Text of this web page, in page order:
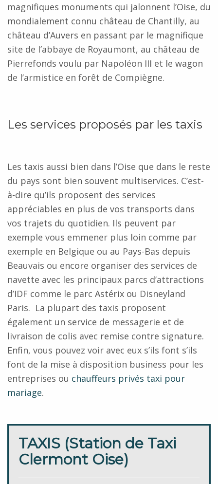
magnifiques monuments qui jalonnent l’Oise, du
mondialement connu château de Chantilly, au
château d’Auvers en passant par le magnifique
site de l’abbaye de Royaumont, au château de
Pierrefonds voulu par Napoléon III et le wagon
de l’armistice en forêt de Compiègne.
Les services proposés par les taxis
Les taxis aussi bien dans l’Oise que dans le reste
du pays sont bien souvent multiservices. C’est-
à-dire qu’ils proposent des services
appréciables en plus de vos transports dans
vos trajets du quotidien. Ils peuvent par
exemple vous emmener plus loin comme par
exemple en Belgique ou au Pays-Bas depuis
Beauvais ou encore organiser des services de
navette avec les principaux parcs d’attractions
d’IDF comme le parc Astérix ou Disneyland
Paris. La plupart des taxis proposent
également un service de messagerie et de
livraison de colis avec remise contre signature.
Enfin, vous pouvez voir avec eux s’ils font s’ils
font de la mise à disposition business pour les
entreprises ou chauffeurs privés taxi pour
mariage.
TAXIS (Station de Taxi
Clermont Oise)